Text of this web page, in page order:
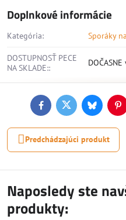
Doplnkové informácie
Kategória: Sporáky
DOSTUPNOSŤ PECE
NA SKLADE::
FacebookTwitterBluesky
Predchádzajúci produkt
Naposledy ste
produkty: